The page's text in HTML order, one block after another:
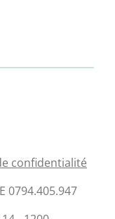
confidentialité
0794.405.947